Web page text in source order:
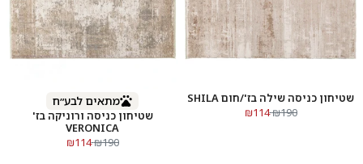
שטיחון כניסה שילה בז'/חום SHILA
₪190
₪114
מתאים לבע״ח
שטיחון כניסה ורוניקה בז'
VERONICA
₪190
₪114